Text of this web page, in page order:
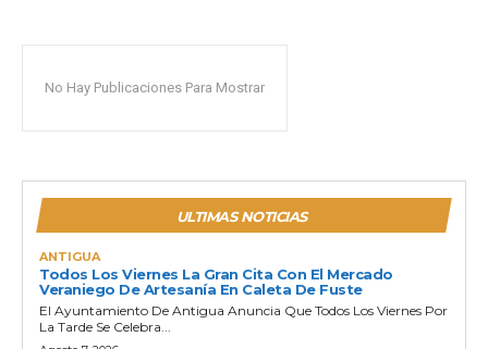
No Hay Publicaciones Para Mostrar
ULTIMAS NOTICIAS
ANTIGUA
Todos Los Viernes La Gran Cita Con El Mercado
Veraniego De Artesanía En Caleta De Fuste
El Ayuntamiento De Antigua Anuncia Que Todos Los Viernes Por
La Tarde Se Celebra...